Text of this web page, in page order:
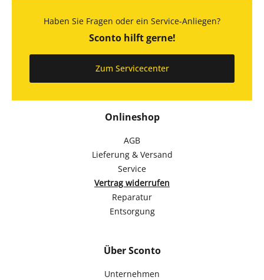
Onlineshop
AGB
Lieferung & Versand
Service
Vertrag widerrufen
Reparatur
Entsorgung
Über Sconto
Unternehmen
Haben Sie Fragen oder ein Service-Anliegen?
Sconto hilft gerne!
Zum Servicecenter